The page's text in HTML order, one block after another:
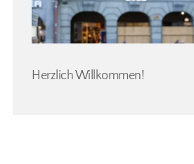
Herzlich Willkommen!